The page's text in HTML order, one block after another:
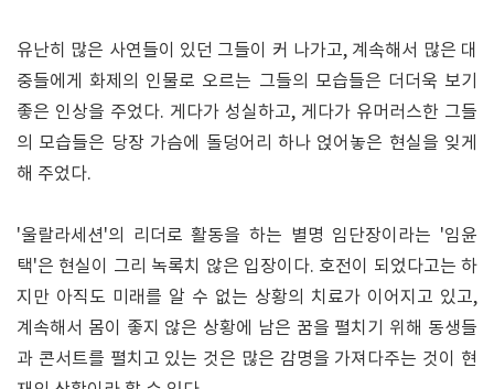
유난히 많은 사연들이 있던 그들이 커 나가고, 계속해서 많은 대
중들에게 화제의 인물로 오르는 그들의 모습들은 더더욱 보기
좋은 인상을 주었다. 게다가 성실하고, 게다가 유머러스한 그들
의 모습들은 당장 가슴에 돌덩어리 하나 얹어놓은 현실을 잊게
해 주었다.
'울랄라세션'의 리더로 활동을 하는 별명 임단장이라는 '임윤
택'은 현실이 그리 녹록치 않은 입장이다. 호전이 되었다고는 하
지만 아직도 미래를 알 수 없는 상황의 치료가 이어지고 있고,
계속해서 몸이 좋지 않은 상황에 남은 꿈을 펼치기 위해 동생들
과 콘서트를 펼치고 있는 것은 많은 감명을 가져다주는 것이 현